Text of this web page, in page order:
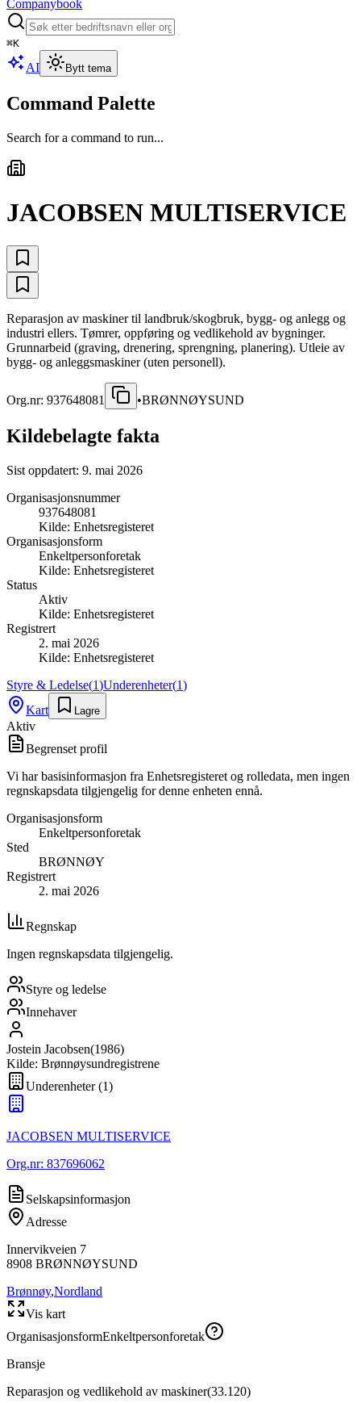
Companybook
⌘K
AI Bytt tema
Command Palette
Search for a command to run...
JACOBSEN MULTISERVICE
Reparasjon av maskiner til landbruk/skogbruk, bygg- og anlegg og
industri ellers. Tømrer, oppføring og vedlikehold av bygninger.
Grunnarbeid (graving, drenering, sprengning, planering). Utleie av
bygg- og anleggsmaskiner (uten personell).
Org.nr: 937648081 •BRØNNØYSUND
Kildebelagte fakta
Sist oppdatert: 9. mai 2026
Organisasjonsnummer
937648081
Kilde: Enhetsregisteret
Organisasjonsform
Enkeltpersonforetak
Kilde: Enhetsregisteret
Status
Aktiv
Kilde: Enhetsregisteret
Registrert
2. mai 2026
Kilde: Enhetsregisteret
Styre & Ledelse(1)Underenheter(1)
Kart
Lagre
Aktiv
Begrenset profil
Vi har basisinformasjon fra Enhetsregisteret og rolledata, men ingen
regnskapsdata tilgjengelig for denne enheten ennå.
Organisasjonsform
Enkeltpersonforetak
Sted
BRØNNØY
Registrert
2. mai 2026
Regnskap
Ingen regnskapsdata tilgjengelig.
Styre og ledelse
Innehaver
Jostein Jacobsen(1986)
Kilde: Brønnøysundregistrene
Underenheter(1)
JACOBSEN MULTISERVICE
Org.nr: 837696062
Selskapsinformasjon
Adresse
Innervikveien 7
8908 BRØNNØYSUND
Brønnøy,Nordland
Vis kart
OrganisasjonsformEnkeltpersonforetak
Bransje
Reparasjon og vedlikehold av maskiner(33.120)